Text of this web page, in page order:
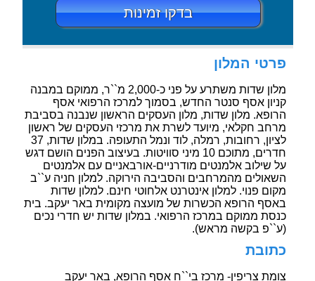
בדקו זמינות
פרטי המלון
מלון שדות משתרע על פני כ-2,000 מ``ר, ממוקם במבנה
קניון אסף סנטר החדש, בסמוך למרכז הרפואי אסף
הרופא. מלון שדות, מלון העסקים הראשון שנבנה בסביבת
מרחב חקלאי, מיועד לשרת את מרכזי העסקים של ראשון
לציון, רחובות, רמלה, לוד ונמל התעופה. במלון שדות, 37
חדרים, מתוכם 10 מיני סוויטות. בעיצוב הפנים הושם דגש
על שילוב אלמנטים מודרניים-אורבאניים עם אלמנטים
השאולים מהמרחבים והסביבה הירוקה. למלון חניה ע``ב
מקום פנוי. למלון אינטרנט אלחוטי חינם. למלון שדות
באסף הרופא הכשרות של מועצה מקומית באר יעקב. בית
כנסת ממוקם במרכז הרפואי. במלון שדות יש חדרי נכים
(ע``פ בקשה מראש).
כתובת
צומת צריפין- מרכז בי``ח אסף הרופא, באר יעקב